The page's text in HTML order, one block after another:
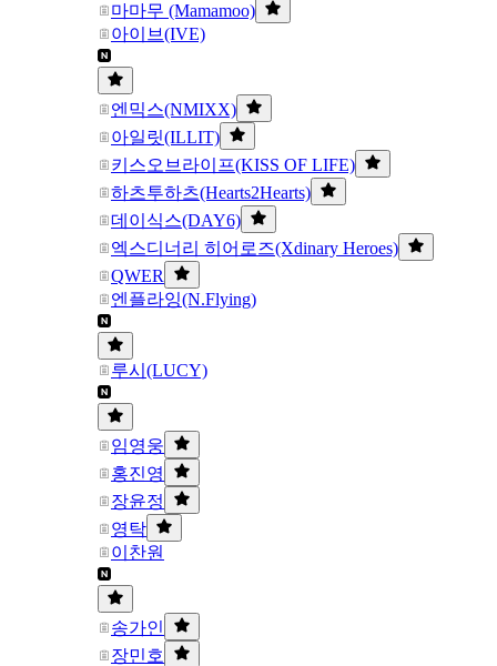
마마무 (Mamamoo)
아이브(IVE)
엔믹스(NMIXX)
아일릿(ILLIT)
키스오브라이프(KISS OF LIFE)
하츠투하츠(Hearts2Hearts)
데이식스(DAY6)
엑스디너리 히어로즈(Xdinary Heroes)
QWER
엔플라잉(N.Flying)
루시(LUCY)
임영웅
홍진영
장윤정
영탁
이찬원
송가인
장민호